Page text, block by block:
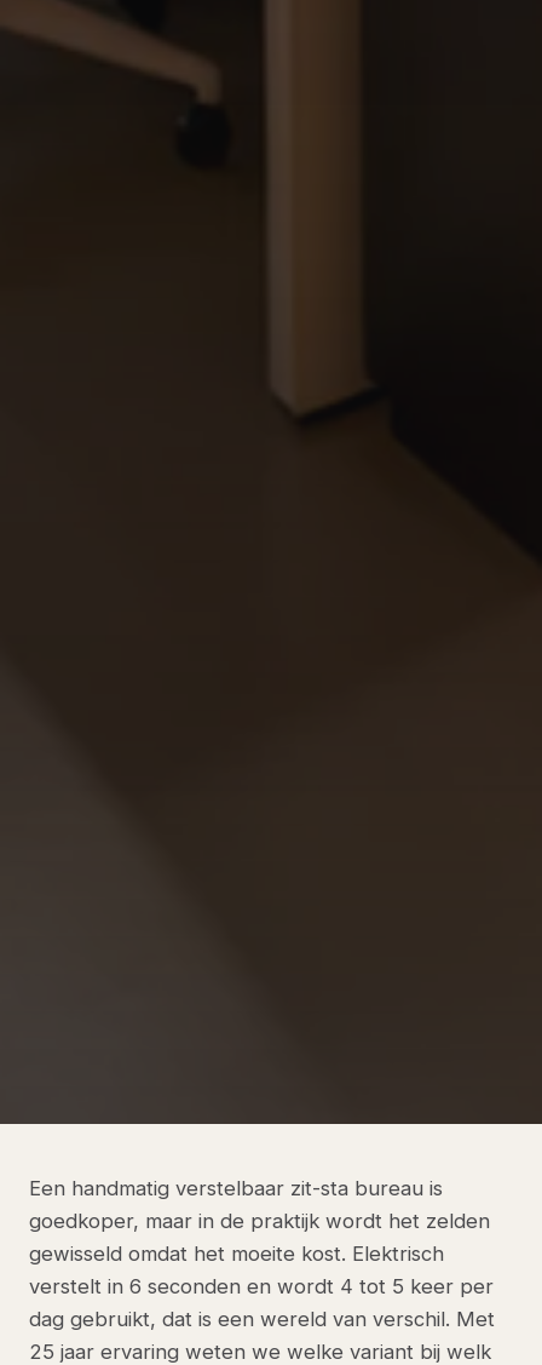
Een handmatig verstelbaar zit-sta bureau is
goedkoper, maar in de praktijk wordt het zelden
gewisseld omdat het moeite kost. Elektrisch
verstelt in 6 seconden en wordt 4 tot 5 keer per
dag gebruikt, dat is een wereld van verschil. Met
25 jaar ervaring weten we welke variant bij welk